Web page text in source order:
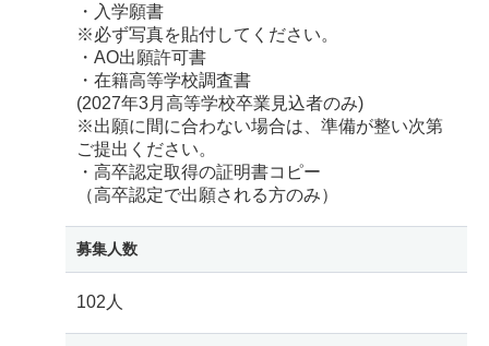
・入学願書
※必ず写真を貼付してください。
・AO出願許可書
・在籍高等学校調査書
(2027年3月高等学校卒業見込者のみ)
※出願に間に合わない場合は、準備が整い次第
ご提出ください。
・高卒認定取得の証明書コピー
（高卒認定で出願される方のみ）
募集人数
102人